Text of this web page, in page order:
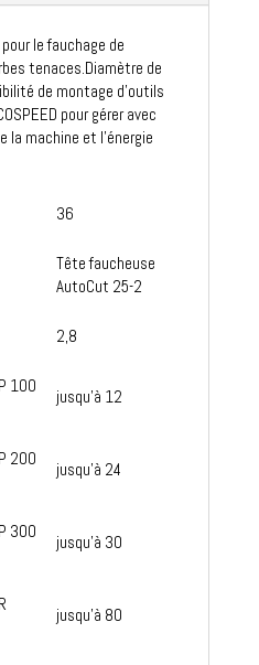
le fauchage de
tenaces.Diamètre de
de montage d'outils
pour gérer avec
la machine et l'énergie
36
Tête faucheuse
AutoCut 25-2
2,8
100
jusqu'à 12
200
jusqu'à 24
300
jusqu'à 30
jusqu'à 80